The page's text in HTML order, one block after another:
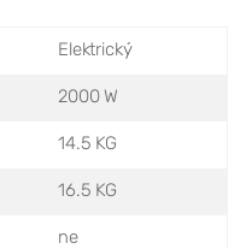
Elektrický
2000 W
14.5 KG
16.5 KG
ne